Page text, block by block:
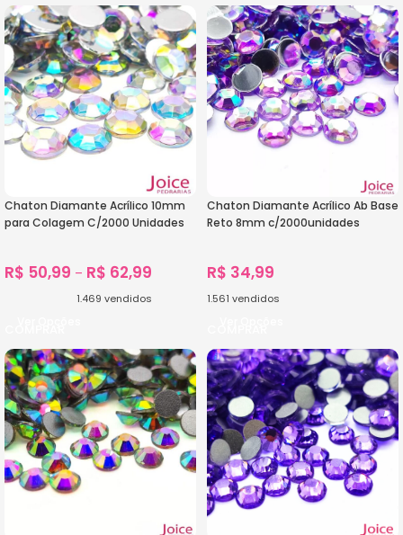
Chaton Diamante Acrílico 10mm
para Colagem C/2000 Unidades
R$ 50,99 – R$ 62,99
1.469 vendidos
Chaton Diamante Acrílico Ab Base
Reto 8mm c/2000unidades
R$ 34,99
1.561 vendidos